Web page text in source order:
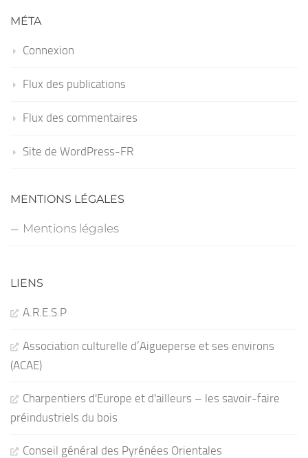
MÉTA
Connexion
Flux des publications
Flux des commentaires
Site de WordPress-FR
MENTIONS LÉGALES
Mentions légales
LIENS
A.R.E.S.P
Association culturelle d’Aigueperse et ses environs
(ACAE)
Charpentiers d'Europe et d'ailleurs – les savoir-faire
préindustriels du bois
Conseil général des Pyrénées Orientales